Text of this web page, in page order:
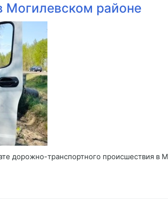
Могилевском районе
дорожно-транспортного происшествия